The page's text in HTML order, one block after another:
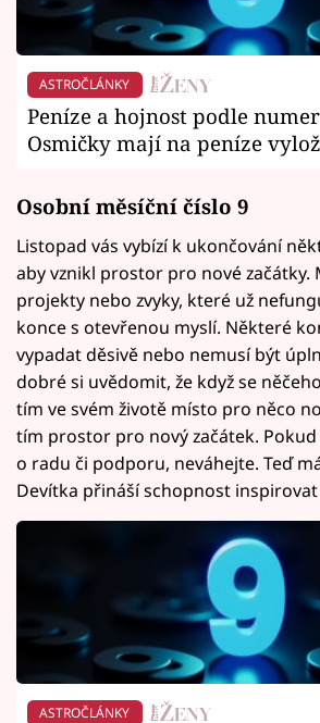
ASTROČLÁNKY
Peníze a hojnost podle
Osmičky mají na peníze
Osobní měsíční číslo 9
Listopad vás vybízí k ukončování
aby vznikl prostor pro nové začátky.
projekty nebo zvyky, které už
konce s otevřenou myslí. Některé
vypadat děsivě nebo nemusí být
dobré si uvědomit, že když se
tím ve svém životě místo pro něco
tím prostor pro nový začátek. Pokud
o radu či podporu, neváhejte. Teď
Devítka přináší schopnost inspirovat
ASTROČLÁNKY